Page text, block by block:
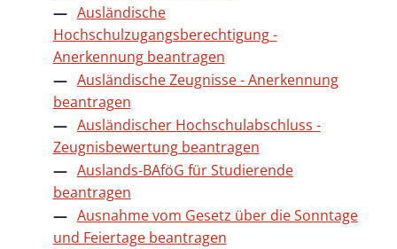
Ausländische
Hochschulzugangsberechtigung -
Anerkennung beantragen
Ausländische Zeugnisse - Anerkennung
beantragen
Ausländischer Hochschulabschluss -
Zeugnisbewertung beantragen
Auslands-BAföG für Studierende
beantragen
Ausnahme vom Gesetz über die Sonntage
und Feiertage beantragen